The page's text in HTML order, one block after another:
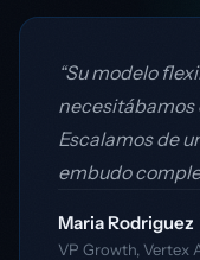
“Su modelo
necesitábamos
Escalamos de
embudo
Maria Rodriguez
VP Growth, Vertex